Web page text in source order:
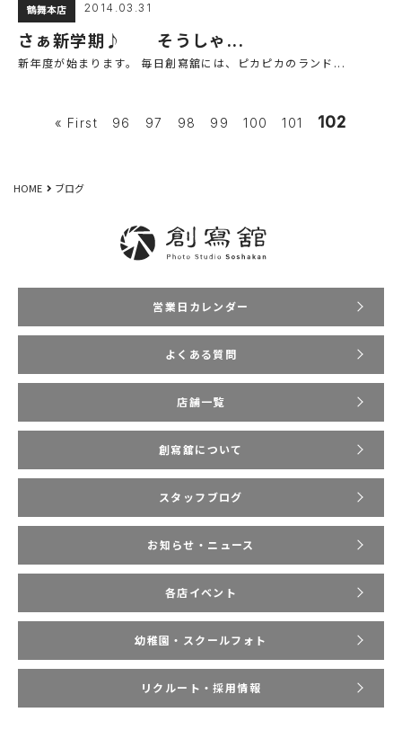
鶴舞本店 2014.03.31
さぁ新学期♪ そうしゃ...
新年度が始まります。 毎日創寫舘には、ピカピカのランド...
« First 96 97 98 99 100 101 102
HOME ブログ
営業日カレンダー
よくある質問
店舗一覧
創寫舘について
スタッフブログ
お知らせ・ニュース
各店イベント
幼稚園・スクールフォト
リクルート・採用情報